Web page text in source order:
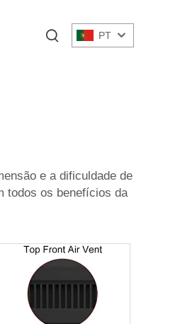
PT
e a dificuldade de
todos os benefícios da